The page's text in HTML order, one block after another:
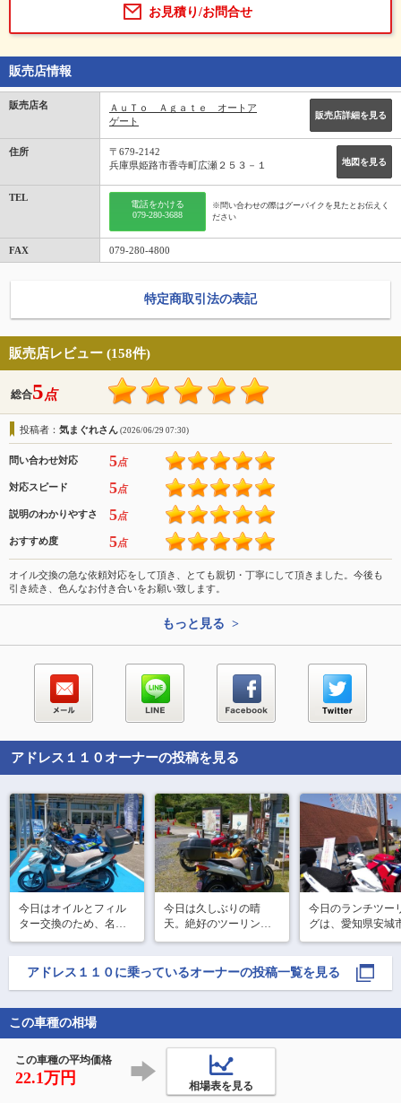
お見積り/お問合せ
販売店情報
販売店名
ＡｕＴｏ Ａｇａｔｅ オートア
ゲート
販売店詳細を見る
住所
地図を見る
〒679-2142
兵庫県姫路市香寺町広瀬２５３－１
TEL
電話をかける
079-280-3688
※問い合わせの際はグーバイクを見たとお伝えく
ださい
FAX 079-280-4800
特定商取引法の表記
販売店レビュー (158件)
総合5点
投稿者： 気まぐれさん (2026/06/29 07:30)
問い合わせ対応 5点
対応スピード 5点
説明のわかりやすさ 5点
おすすめ度 5点
オイル交換の急な依頼対応をして頂き、とても親切・丁寧にして頂きました。今後も
引き続き、色んなお付き合いをお願い致します。
もっと見る >
アドレス１１０ オーナーの投稿を見る
今日はオイルとフィル
ター交換のため、名古
屋市守山区にあるスズ
キワールド守山へ行っ
てきました。
もスムーズ。 待ち時間
もほとんどなく、あっ
今日は久しぶりの晴
天。絶好のツーリング
日和ということで、バ
イクにまたがり出発し
ました。
の花を楽しみに訪れま
したが、今年
今日のランチツー
グは、愛知県安城
ある「北京本店」
途中、刈谷ハイウ
をはさみつつ目的
アドレス１１０ に乗っているオーナーの投稿一覧を見る
この車種の相場
この車種の平均価格
22.1万円 相場表を見る